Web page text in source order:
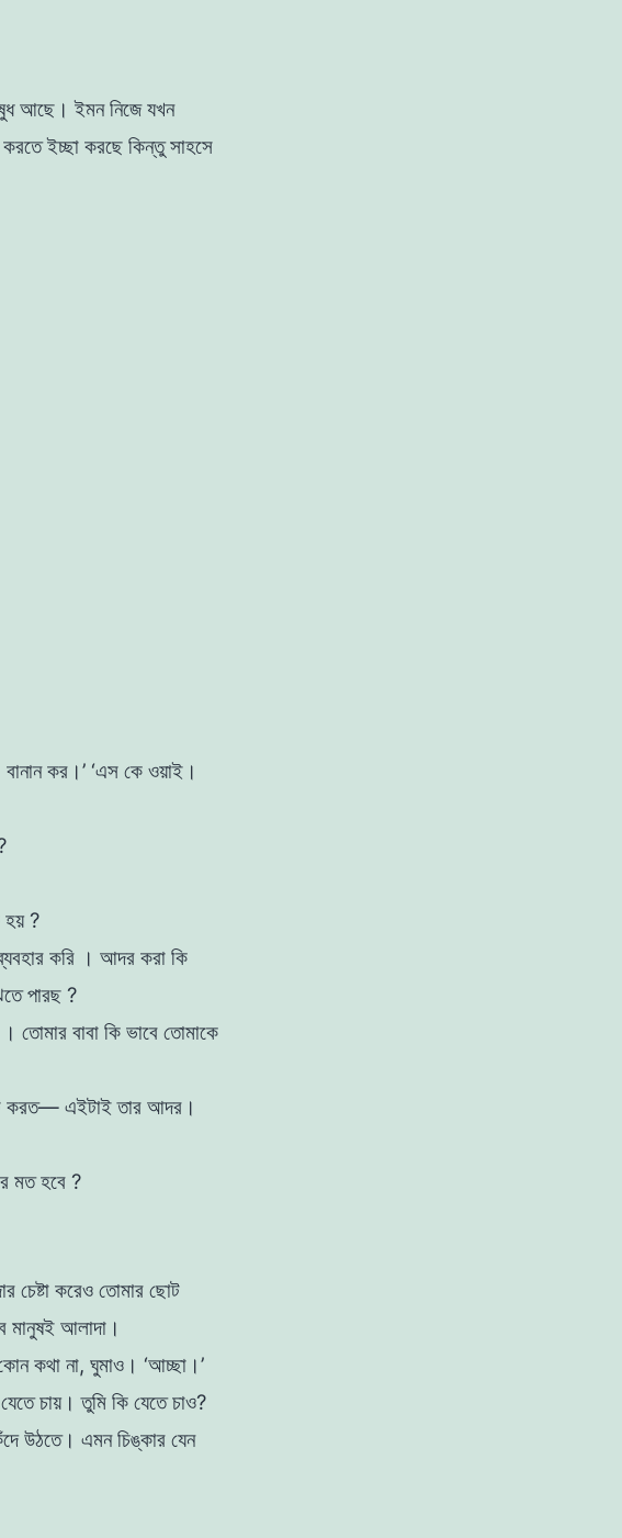
আছে। ইমন নিজেযখন
করতে ইচ্ছা করছে কিন্তু সাহসে
কর।’ ‘এস কে ওয়াই।
হয় ?
করি । আদর করা কি
পারছ ?
। তােমার বাবা কি ভাবে তােমাকে
করত— এইটাই তার আদর।
মত হবে ?
চেষ্টা করেও তােমার ছােট
মানুষই আলাদা।
কথা না, ঘুমাও। ‘আচ্ছা।’
যেতে চায়। তুমি কি যেতে চাও?
উঠতে। এমন চিঙ্কার যেন